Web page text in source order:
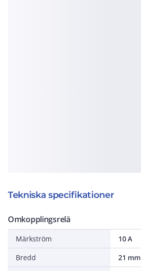
Tekniska specifikationer
Omkopplingsrelä
Märkström
10 A
Bredd
21 mm